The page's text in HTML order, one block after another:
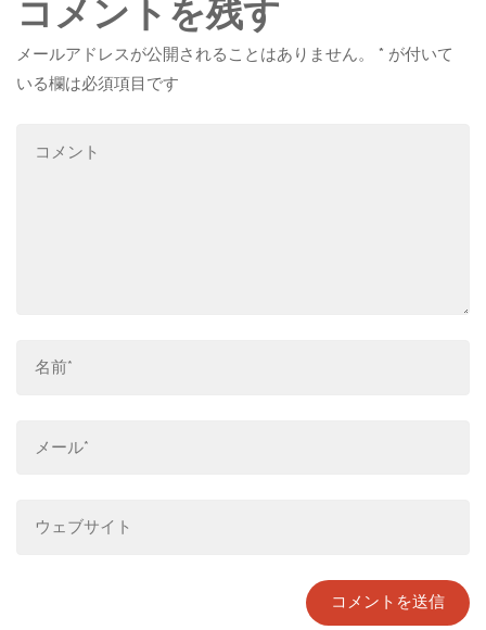
コメントを残す
メールアドレスが公開されることはありません。 * が付いて
いる欄は必須項目です